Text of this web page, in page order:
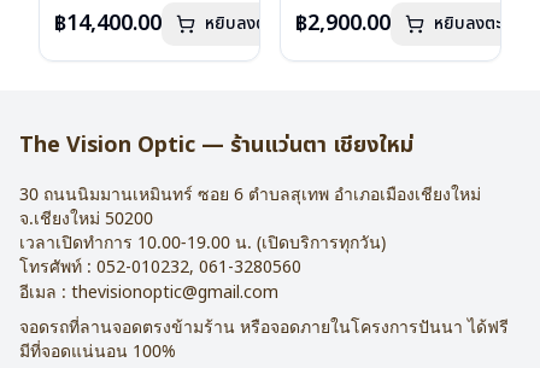
เลนส์ : กันแดดสีฟ้า
น้ำหนัก : 24 กรัม
ลงไว้กรุณาติดต่อเรา
คลิก
฿14,400.00 หยิบลงตะกร้าบานพับ : ไม่มีสปริง
อุปกรณ์ : กล่องแว่น , ผ้าเช็ดแว่น
฿2,900.00 หยิบลงตะกร้า
The Vision Optic — ร้านแว่นตา เชียงใหม่
30 ถนนนิมมานเหมินทร์ ซอย 6 ตำบลสุเทพ อำเภอเมืองเชียงใหม่
จ.เชียงใหม่ 50200
เวลาเปิดทำการ 10.00-19.00 น. (เปิดบริการทุกวัน)
โทรศัพท์ : 052-010232, 061-3280560
อีเมล : thevisionoptic@gmail.com
จอดรถที่ลานจอดตรงข้ามร้าน หรือจอดภายในโครงการปันนา ได้ฟรี
มีที่จอดแน่นอน 100%